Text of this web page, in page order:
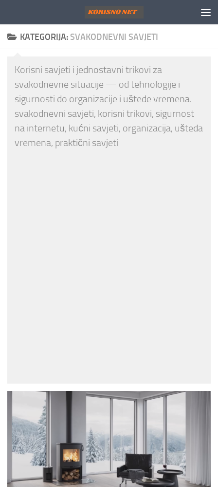
KATEGORIJA: SVAKODNEVNI SAVJETI
Korisni savjeti i jednostavni trikovi za
svakodnevne situacije — od tehnologije i
sigurnosti do organizacije i uštede vremena.
svakodnevni savjeti, korisni trikovi, sigurnost
na internetu, kućni savjeti, organizacija, ušteda
vremena, praktični savjeti